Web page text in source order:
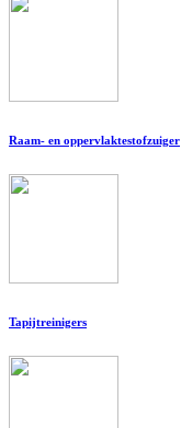
Raam- en oppervlaktestofzuiger
Tapijtreinigers